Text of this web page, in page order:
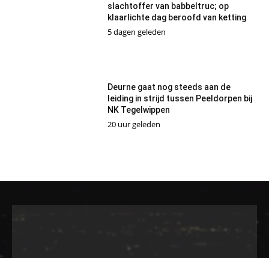
slachtoffer van babbeltruc; op
klaarlichte dag beroofd van ketting
5 dagen geleden
Deurne gaat nog steeds aan de
leiding in strijd tussen Peeldorpen bij
NK Tegelwippen
20 uur geleden